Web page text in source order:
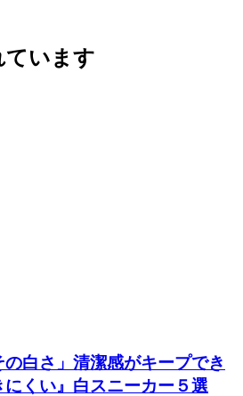
ています
の白さ」清潔感がキープでき
にくい』白スニーカー５選